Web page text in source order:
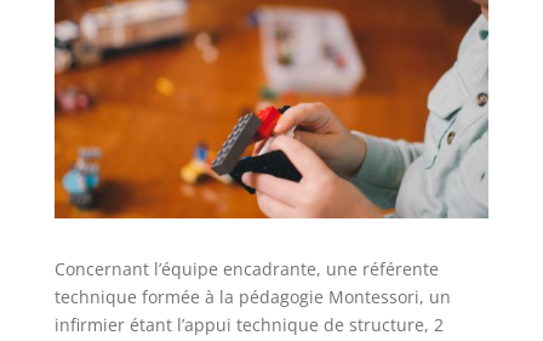
Concernant l’équipe encadrante, une référente
technique formée à la pédagogie Montessori, un
infirmier étant l’appui technique de structure, 2